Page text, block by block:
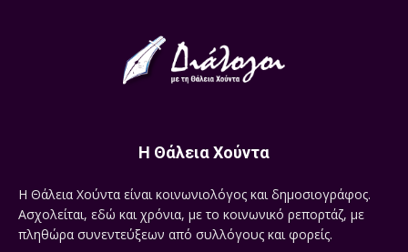
Η Θάλεια Χούντα
Η Θάλεια Χούντα είναι κοινωνιολόγος και δημοσιογράφος.
Ασχολείται, εδώ και χρόνια, με το κοινωνικό ρεπορτάζ, με
πληθώρα συνεντεύξεων από συλλόγους και φορείς.